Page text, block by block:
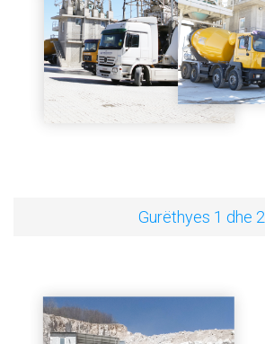
Gurëthyes 1 dhe 2